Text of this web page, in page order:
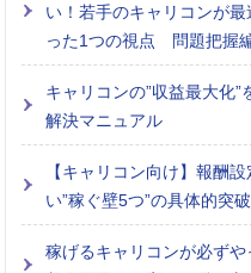
い！若手のキャリコンが
った1つの視点 問題把握
キャリコンの”収益最大化
解決マニュアル
【キャリコン向け】報酬
い”稼ぐ壁5つ”の具体的突
稼げるキャリコンが必ず